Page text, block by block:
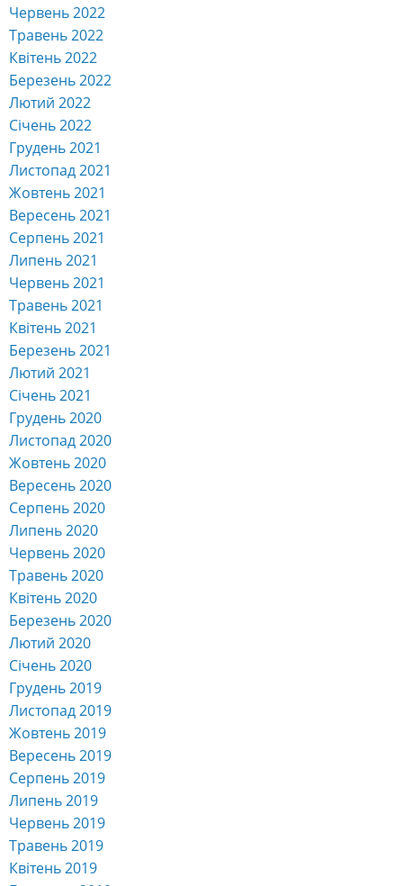
Червень 2022
Травень 2022
Квітень 2022
Березень 2022
Лютий 2022
Січень 2022
Грудень 2021
Листопад 2021
Жовтень 2021
Вересень 2021
Серпень 2021
Липень 2021
Червень 2021
Травень 2021
Квітень 2021
Березень 2021
Лютий 2021
Січень 2021
Грудень 2020
Листопад 2020
Жовтень 2020
Вересень 2020
Серпень 2020
Липень 2020
Червень 2020
Травень 2020
Квітень 2020
Березень 2020
Лютий 2020
Січень 2020
Грудень 2019
Листопад 2019
Жовтень 2019
Вересень 2019
Серпень 2019
Липень 2019
Червень 2019
Травень 2019
Квітень 2019